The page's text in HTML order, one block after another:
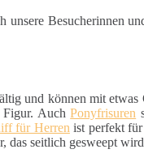
Besucherinnen
und können mit
Figur. AuchPonyfrisuren
für Herren ist perfekt
das seitlich gesweept